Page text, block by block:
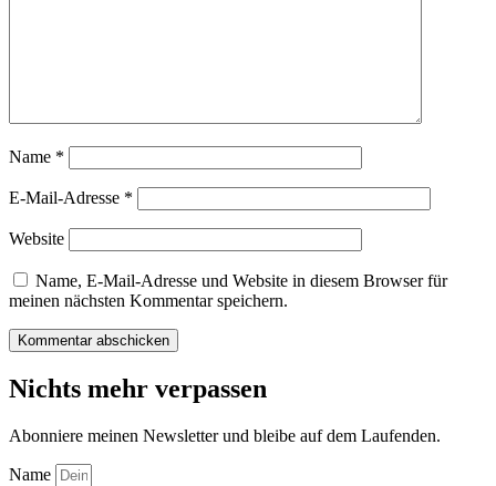
Name *
E-Mail-Adresse *
Website
Name, E-Mail-Adresse und Website in diesem Browser für
meinen nächsten Kommentar speichern.
Nichts mehr verpassen
Abonniere meinen Newsletter und bleibe auf dem Laufenden.
Name